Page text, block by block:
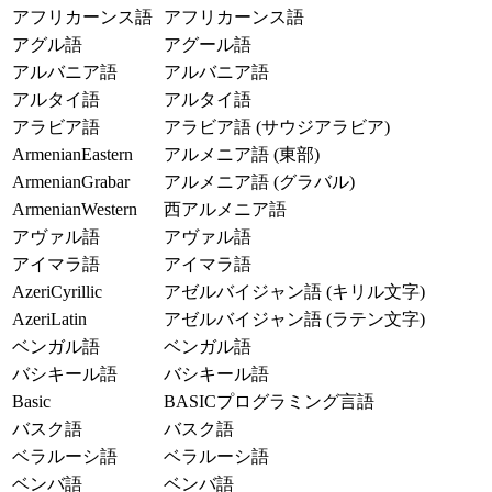
アフリカーンス語
アフリカーンス語
アグル語
アグール語
アルバニア語
アルバニア語
アルタイ語
アルタイ語
アラビア語
アラビア語 (サウジアラビア)
ArmenianEastern
アルメニア語 (東部)
ArmenianGrabar
アルメニア語 (グラバル)
ArmenianWestern
西アルメニア語
アヴァル語
アヴァル語
アイマラ語
アイマラ語
AzeriCyrillic
アゼルバイジャン語 (キリル文字)
AzeriLatin
アゼルバイジャン語 (ラテン文字)
ベンガル語
ベンガル語
バシキール語
バシキール語
Basic
BASICプログラミング言語
バスク語
バスク語
ベラルーシ語
ベラルーシ語
ベンバ語
ベンバ語